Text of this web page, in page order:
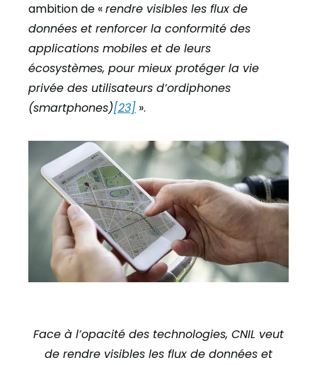
ambition de «rendre visibles les flux de
données et renforcer la conformité des
applications mobiles et de leurs
écosystèmes, pour mieux protéger la vie
privée des utilisateurs d’ordiphones
(smartphones)[23] ».
Face à l’opacité des technologies, CNIL veut
de rendre visibles les flux de données et